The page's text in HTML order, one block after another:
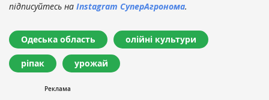
підписуйтесь на Instagram СуперАгронома.
Одеська область олійні культури
ріпак урожай